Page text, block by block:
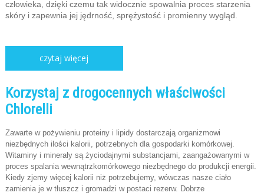
człowieka, dzięki czemu tak widocznie spowalnia proces starzenia
skóry i zapewnia jej jędrność, sprężystość i promienny wygląd.
czytaj więcej
Korzystaj z drogocennych właściwości
Chlorelli
Zawarte w pożywieniu proteiny i lipidy dostarczają organizmowi
niezbędnych ilości kalorii, potrzebnych dla gospodarki komórkowej.
Witaminy i minerały są życiodajnymi substancjami, zaangażowanymi w
proces spalania wewnątrzkomórkowego niezbędnego do produkcji energii.
Kiedy zjemy więcej kalorii niż potrzebujemy, wówczas nasze ciało
zamienia je w tłuszcz i gromadzi w postaci rezerw. Dobrze